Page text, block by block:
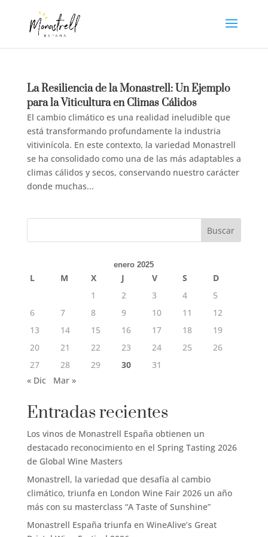
La Resiliencia de la Monastrell: Un Ejemplo
para la Viticultura en Climas Cálidos
El cambio climático es una realidad ineludible que
está transformando profundamente la industria
vitivinícola. En este contexto, la variedad Monastrell
se ha consolidado como una de las más adaptables a
climas cálidos y secos, conservando nuestro carácter
donde muchas...
Buscar
enero 2025
L M X J V S
D
1
2 3 4
5
6
7 8 9 10 11
12
13
14 15 16 17 18
19
20
21 22 23 24 25
26
27
28 29 30
31
« Dic
Mar »
Entradas recientes
Los vinos de Monastrell España obtienen un
destacado reconocimiento en el Spring Tasting 2026
de Global Wine Masters
Monastrell, la variedad que desafía al cambio
climático, triunfa en London Wine Fair 2026 un año
más con su masterclass “A Taste of Sunshine”
Monastrell España triunfa en WineAlive’s Great